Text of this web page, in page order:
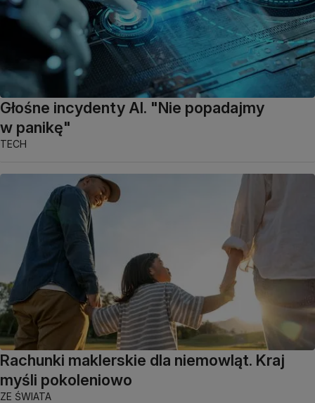
Głośne incydenty AI. "Nie popadajmy
w panikę"
TECH
Rachunki maklerskie dla niemowląt. Kraj
myśli pokoleniowo
ZE ŚWIATA